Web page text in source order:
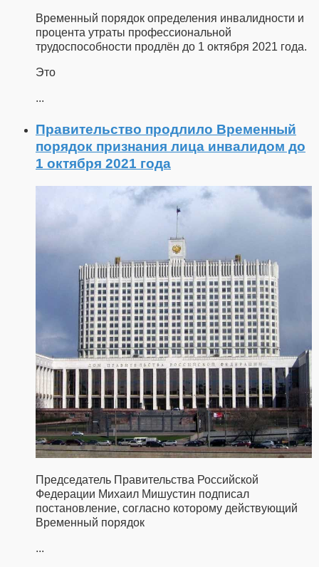
Временный порядок определения инвалидности и
процента утраты профессиональной
трудоспособности продлён до 1 октября 2021 года.
Это
...
Правительство продлило Временный
порядок признания лица инвалидом до
1 октября 2021 года
Председатель Правительства Российской
Федерации Михаил Мишустин подписал
постановление, согласно которому действующий
Временный порядок
...